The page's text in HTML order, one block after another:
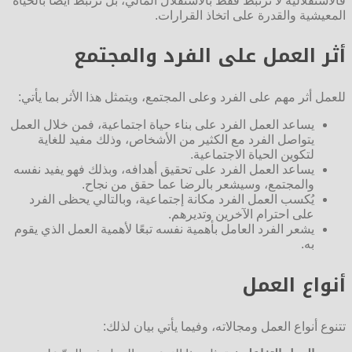
المعيشية والقدرة على اتخاذ القرارات.
أثر العمل على الفرد والمجتمع
للعمل أثر مهم على الفرد وعلى المجتمع، ويتمثل هذا الأثر بما يأتي:
يساعد العمل الفرد على بناء حياة اجتماعية، فمن خلال العمل
يتواصل الفرد مع الكثير من الأشخاص، وذلك مفيد للغاية
لتكوين الحياة الاجتماعية.
يساعد العمل الفرد على تحقيق أهدافه، وبذلك فهو يفيد نفسه
والمجتمع، وسيشعر بالرضا عما حقق من نجاح.
يُكسب العمل الفرد مكانة إجتماعية، وبالتالي يحظى الفرد
على احترام الآخرين وتديرهم.
يشعر الفرد العامل بأهمية نفسه تبعًا لأهمية العمل الذي يقوم
به.
أنواع العمل
تتنوع أنواع العمل ومجالاته، وفيما يأتي بيان لذلك: